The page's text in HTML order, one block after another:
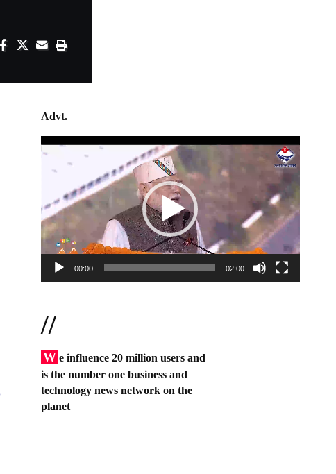
Advt.
Video
00:00 02:00
//
W e influence 20 million users and
is the number one business and
technology news network on the
planet